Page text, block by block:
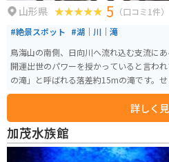
山形県 5 （口コミ1件）
#絶景スポット #湖｜川｜滝
鳥海山の南側、日向川へ流れ込む支流に
開運出世のパワーを授かっていると言わ
の滝」と呼ばれる落差約15mの滝です。
落ちる様子を、間近で見ることができます
詳しく
加茂水族館